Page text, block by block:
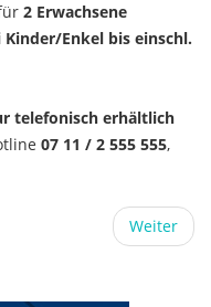
2 Erwachsene
Enkel bis einschl.
telefonisch erhältlich
07 11 / 2 555 555,
Weiter